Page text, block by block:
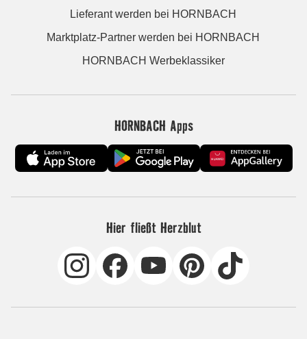
Lieferant werden bei HORNBACH
Marktplatz-Partner werden bei HORNBACH
HORNBACH Werbeklassiker
HORNBACH Apps
Hier fließt Herzblut